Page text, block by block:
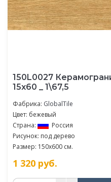
150L0027
15x60 _ 1\67,5
Фабрика: GlobalTile
Цвет: бежевый
Страна:
Россия
Рисунок: под дерево
Размер: 150x600 см.
1 320 руб.